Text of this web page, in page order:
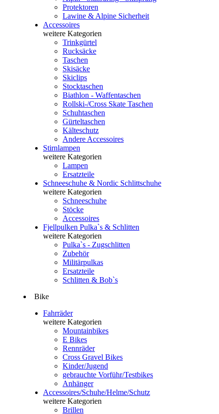
Protektoren
Lawine & Alpine Sicherheit
Accessoires
weitere Kategorien
Trinkgürtel
Rucksäcke
Taschen
Skisäcke
Skiclips
Stocktaschen
Biathlon - Waffentaschen
Rollski-/Cross Skate Taschen
Schuhtaschen
Gürteltaschen
Kälteschutz
Andere Accessoires
Stirnlampen
weitere Kategorien
Lampen
Ersatzteile
Schneeschuhe & Nordic Schlittschuhe
weitere Kategorien
Schneeschuhe
Stöcke
Accessoires
Fjellpulken Pulka`s & Schlitten
weitere Kategorien
Pulka`s - Zugschlitten
Zubehör
Militärpulkas
Ersatzteile
Schlitten & Bob`s
Bike
Fahrräder
weitere Kategorien
Mountainbikes
E Bikes
Rennräder
Cross Gravel Bikes
Kinder/Jugend
gebrauchte Vorführ/Testbikes
Anhänger
Accessoires/Schuhe/Helme/Schutz
weitere Kategorien
Brillen